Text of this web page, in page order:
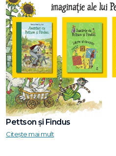
Pettson și Findus
Citește mai mult